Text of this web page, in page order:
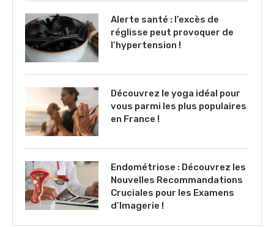
Alerte santé : l’excès de
réglisse peut provoquer de
l’hypertension !
Découvrez le yoga idéal pour
vous parmi les plus populaires
en France !
Endométriose : Découvrez les
Nouvelles Recommandations
Cruciales pour les Examens
d’Imagerie !